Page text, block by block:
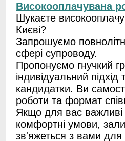
Високооплачувана
Шукаєте
Києві?
Запрошуємо
сфері супроводу.
Пропонуємо гнучкий
індивідуальний
кандидатки. Ви
роботи та формат
Якщо для вас важливі
комфортні умови,
зв'яжеться з вами для